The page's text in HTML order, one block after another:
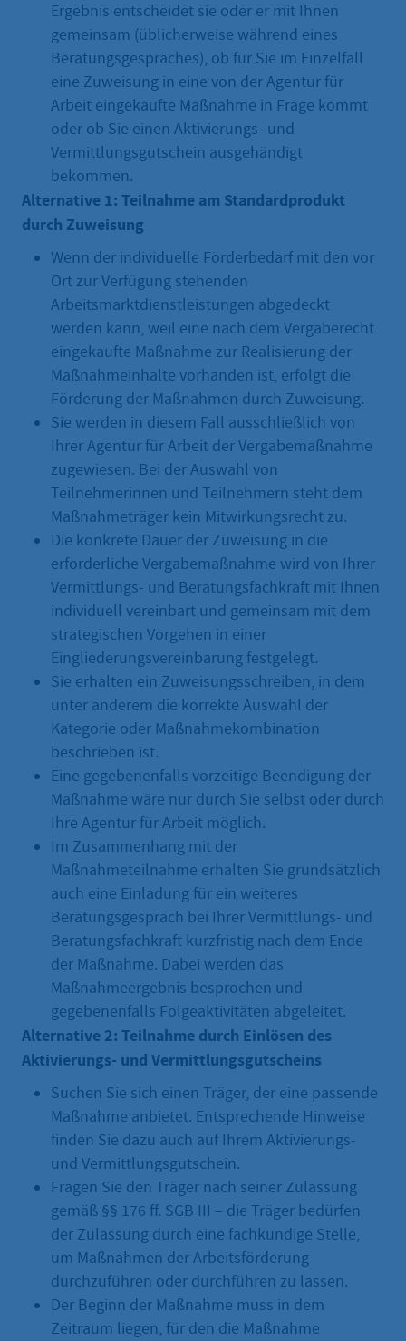
Ergebnis entscheidet sie oder er mit Ihnen
gemeinsam (üblicherweise während eines
Beratungsgespräches), ob für Sie im Einzelfall
eine Zuweisung in eine von der Agentur für
Arbeit eingekaufte Maßnahme in Frage kommt
oder ob Sie einen Aktivierungs- und
Vermittlungsgutschein ausgehändigt
bekommen.
Alternative 1: Teilnahme am Standardprodukt
durch Zuweisung
Wenn der individuelle Förderbedarf mit den vor
Ort zur Verfügung stehenden
Arbeitsmarktdienstleistungen abgedeckt
werden kann, weil eine nach dem Vergaberecht
eingekaufte Maßnahme zur Realisierung der
Maßnahmeinhalte vorhanden ist, erfolgt die
Förderung der Maßnahmen durch Zuweisung.
Sie werden in diesem Fall ausschließlich von
Ihrer Agentur für Arbeit der Vergabemaßnahme
zugewiesen. Bei der Auswahl von
Teilnehmerinnen und Teilnehmern steht dem
Maßnahmeträger kein Mitwirkungsrecht zu.
Die konkrete Dauer der Zuweisung in die
erforderliche Vergabemaßnahme wird von Ihrer
Vermittlungs- und Beratungsfachkraft mit Ihnen
individuell vereinbart und gemeinsam mit dem
strategischen Vorgehen in einer
Eingliederungsvereinbarung festgelegt.
Sie erhalten ein Zuweisungsschreiben, in dem
unter anderem die korrekte Auswahl der
Kategorie oder Maßnahmekombination
beschrieben ist.
Eine gegebenenfalls vorzeitige Beendigung der
Maßnahme wäre nur durch Sie selbst oder durch
Ihre Agentur für Arbeit möglich.
Im Zusammenhang mit der
Maßnahmeteilnahme erhalten Sie grundsätzlich
auch eine Einladung für ein weiteres
Beratungsgespräch bei Ihrer Vermittlungs- und
Beratungsfachkraft kurzfristig nach dem Ende
der Maßnahme. Dabei werden das
Maßnahmeergebnis besprochen und
gegebenenfalls Folgeaktivitäten abgeleitet.
Alternative 2: Teilnahme durch Einlösen des
Aktivierungs- und Vermittlungsgutscheins
Suchen Sie sich einen Träger, der eine passende
Maßnahme anbietet. Entsprechende Hinweise
finden Sie dazu auch auf Ihrem Aktivierungs-
und Vermittlungsgutschein.
Fragen Sie den Träger nach seiner Zulassung
gemäß §§ 176 ff. SGB III – die Träger bedürfen
der Zulassung durch eine fachkundige Stelle,
um Maßnahmen der Arbeitsförderung
durchzuführen oder durchführen zu lassen.
Der Beginn der Maßnahme muss in dem
Zeitraum liegen, für den die Maßnahme